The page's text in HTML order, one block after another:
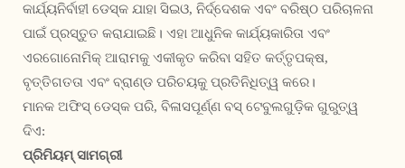
କାର୍ଯ୍ୟନିର୍ବାହୀ ଡେସ୍କ ଯାହା ସିଇଓ, ନିର୍ଦ୍ଦେଶକ ଏବଂ ବରିଷ୍ଠ ପରିଚାଳନା
ପାଇଁ ପ୍ରସ୍ତୁତ କରାଯାଇଛି। ଏହା ଆଧୁନିକ କାର୍ଯ୍ୟକାରିତା ଏବଂ
ଏରଗୋନୋମିକ୍ ଆରାମକୁ ଏକୀକୃତ କରିବା ସହିତ କର୍ତ୍ତୃପକ୍ଷ,
ବୃତ୍ତିଗତତା ଏବଂ ବ୍ରାଣ୍ଡ ପରିଚୟକୁ ପ୍ରତିନିଧିତ୍ୱ କରେ।
ମାନକ ଅଫିସ୍ ଡେସ୍କ ପରି, ବିଳାସପୂର୍ଣ୍ଣ ବସ୍ ଟେବୁଲଗୁଡ଼ିକ ଗୁରୁତ୍ୱ
ଦିଏ:
ପ୍ରିମିୟମ୍ ସାମଗ୍ରୀ